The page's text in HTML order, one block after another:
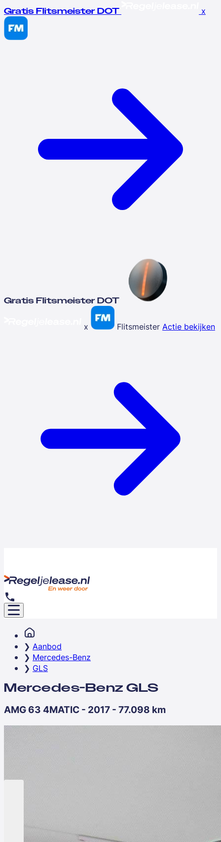
Gratis Flitsmeister DOT x
Gratis Flitsmeister DOT
x Flitsmeister Actie bekijken
Aanbod
Mercedes-Benz
GLS
Mercedes-Benz GLS
AMG 63 4MATIC - 2017 - 77.098 km